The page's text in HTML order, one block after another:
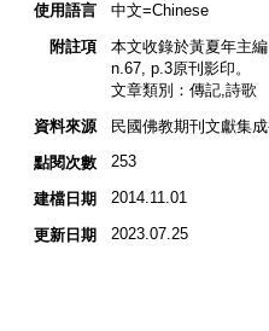
使用語言
中文=Chinese
附註項
本文收錄於黃夏年主
n.67, p.3原刊影印。
文章類別：傳記,詩歌
資料來源
民國佛教期刊文獻集
點閱次數
253
建檔日期 2014.11.01
更新日期 2023.07.25